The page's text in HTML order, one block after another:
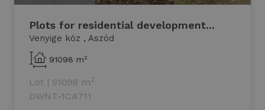
Plots for residential development...
Venyige köz , Aszód
91098 m2
Lot | 91098 m2
DWNT-1CA711